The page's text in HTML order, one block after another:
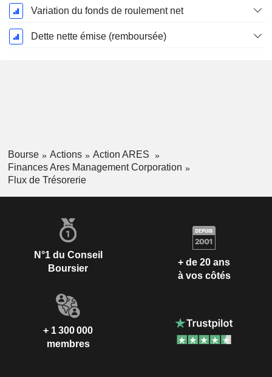
Variation du fonds de roulement net
Dette nette émise (remboursée)
Bourse Actions
Action ARES
Finances Ares Management Corporation
Flux de Trésorerie
N°1 du Conseil
Boursier
+ de 20 ans
à vos côtés
+ 1 300 000
membres